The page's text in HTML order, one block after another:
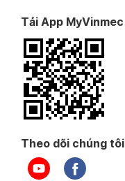
Tải App MyVinmec
Theo dõi chúng tôi